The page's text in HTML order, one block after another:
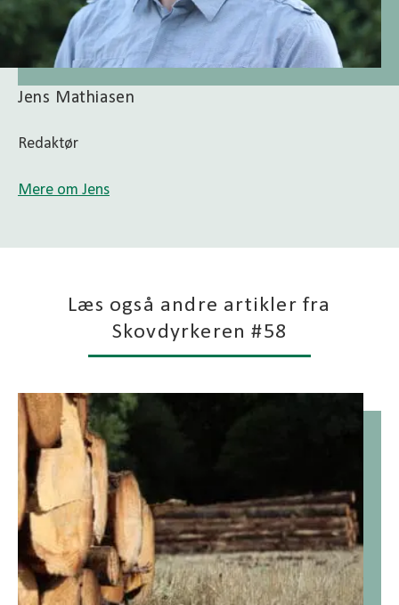
Jens Mathiasen
Redaktør
Mere om Jens
Læs også andre artikler fra
Skovdyrkeren #58